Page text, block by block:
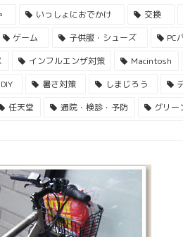
いっしょにおでかけ 交換
ゲーム 子供服・シューズ PC
インフルエンザ対策 Macintosh
DIY 暑さ対策 しまじろう
任天堂 通院・検診・予防 グリー